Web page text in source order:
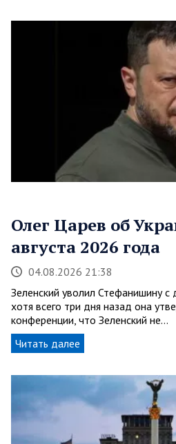
Олег Царев об
августа 2026 года
04.08.2026 21:38
Зеленский уволил Стефанишину
хотя всего три дня назад она
конференции, что Зеленский не…
Читать далее